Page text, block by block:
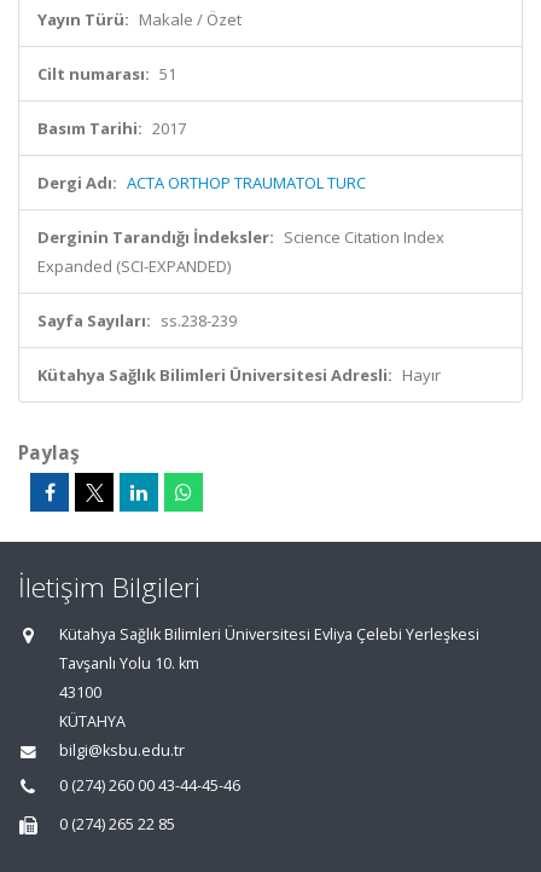
Yayın Türü: Makale / Özet
Cilt numarası: 51
Basım Tarihi: 2017
Dergi Adı: ACTA ORTHOP TRAUMATOL TURC
Derginin Tarandığı İndeksler: Science Citation Index
Expanded (SCI-EXPANDED)
Sayfa Sayıları: ss.238-239
Kütahya Sağlık Bilimleri Üniversitesi Adresli: Hayır
Paylaş
İletişim Bilgileri
Kütahya Sağlık Bilimleri Üniversitesi Evliya Çelebi Yerleşkesi
Tavşanlı Yolu 10. km
43100
KÜTAHYA
bilgi@ksbu.edu.tr
0 (274) 260 00 43-44-45-46
0 (274) 265 22 85